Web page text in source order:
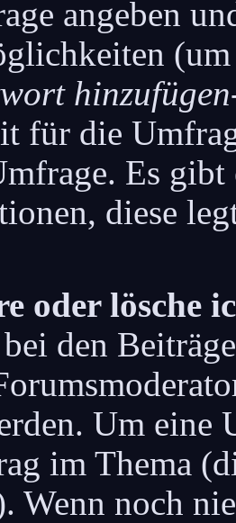
angeben
hinzufügen
für die
Es
diese
oder lösche
den
Um eine
im Thema
Wenn noch